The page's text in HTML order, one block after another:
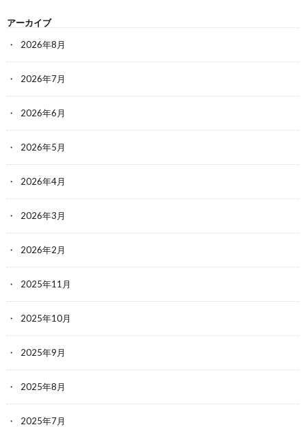
アーカイブ
2026年8月
2026年7月
2026年6月
2026年5月
2026年4月
2026年3月
2026年2月
2025年11月
2025年10月
2025年9月
2025年8月
2025年7月